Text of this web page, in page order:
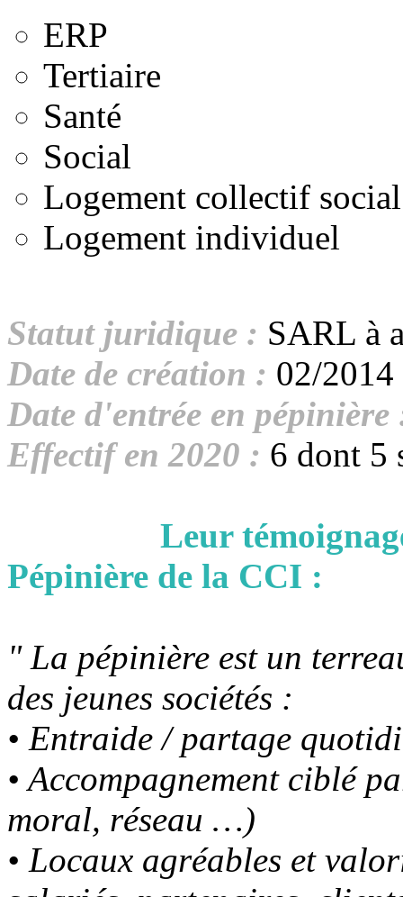
ERP
Tertiaire
Santé
Social
Logement collectif
Logement individuel
Statut juridique : SARL à
Date de création : 02/2014
Date d'entrée en pépinière
Effectif en 2020 : 6 dont 5
Leur témoignage
Pépinière de la CCI :
" La pépinière est un
des jeunes sociétés :
• Entraide / partage
• Accompagnement ciblé
moral, réseau …)
• Locaux agréables et